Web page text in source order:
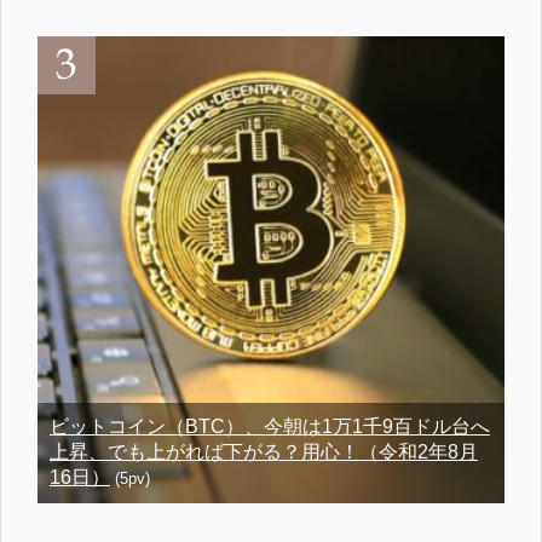
ビットコイン（BTC）、今朝は1万1千9百ドル台へ
上昇、でも上がれば下がる？用心！（令和2年8月
16日）(5pv)